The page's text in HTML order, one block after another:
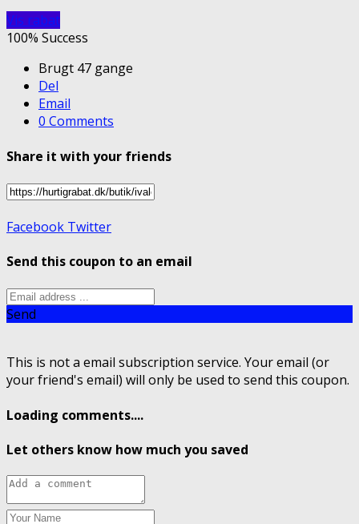
Vis rabat
100% Success
Brugt 47 gange
Del
Email
0 Comments
Share it with your friends
Facebook Twitter
Send this coupon to an email
Send
This is not a email subscription service. Your email (or
your friend's email) will only be used to send this coupon.
Loading comments....
Let others know how much you saved